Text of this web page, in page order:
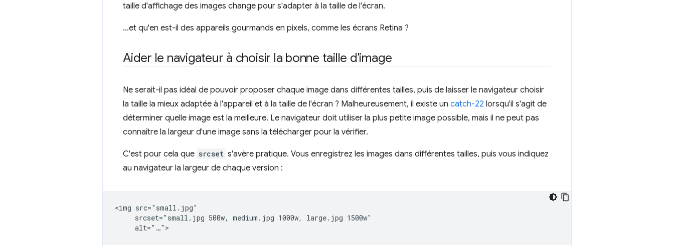
taille d'affichage des images change pour s'adapter à la taille de l'écran.
…et qu'en est-il des appareils gourmands en pixels, comme les écrans Retina ?
Aider le navigateur à choisir la bonne taille d'image
Ne serait-il pas idéal de pouvoir proposer chaque image dans différentes tailles, puis de laisser le navigateur choisir
la taille la mieux adaptée à l'appareil et à la taille de l'écran ? Malheureusement, il existe un catch-22 lorsqu'il s'agit de
déterminer quelle image est la meilleure. Le navigateur doit utiliser la plus petite image possible, mais il ne peut pas
connaître la largeur d'une image sans la télécharger pour la vérifier.
C'est pour cela que srcset s'avère pratique. Vous enregistrez les images dans différentes tailles, puis vous indiquez
au navigateur la largeur de chaque version :
<img src="small.jpg"
     srcset="small.jpg 500w, medium.jpg 1000w, large.jpg 1500w"